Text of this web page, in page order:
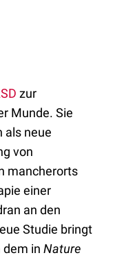
zur
Munde. Sie
als neue
von
mancherorts
einer
an den
Studie bringt
dem in Nature